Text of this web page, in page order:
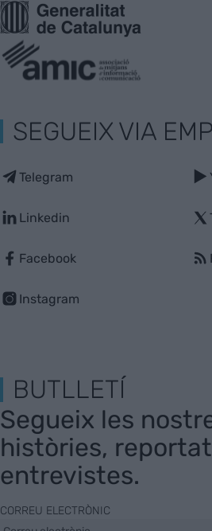
SEGUEIX VIA
Telegram
Linkedin
Facebook
Instagram
BUTLLETÍ
Segueix les
històries,
entrevistes.
CORREU ELECTRÒNIC